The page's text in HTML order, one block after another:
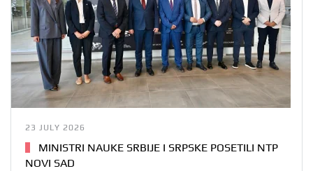
23 JULY 2026
MINISTRI NAUKE SRBIJE I SRPSKE POSETILI NTP
NOVI SAD